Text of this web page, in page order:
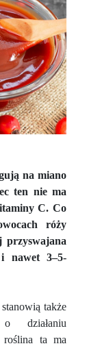
na miano
ten nie ma
C. Co
róży
przyswajana
nawet 3–5-
także
działaniu
ta ma